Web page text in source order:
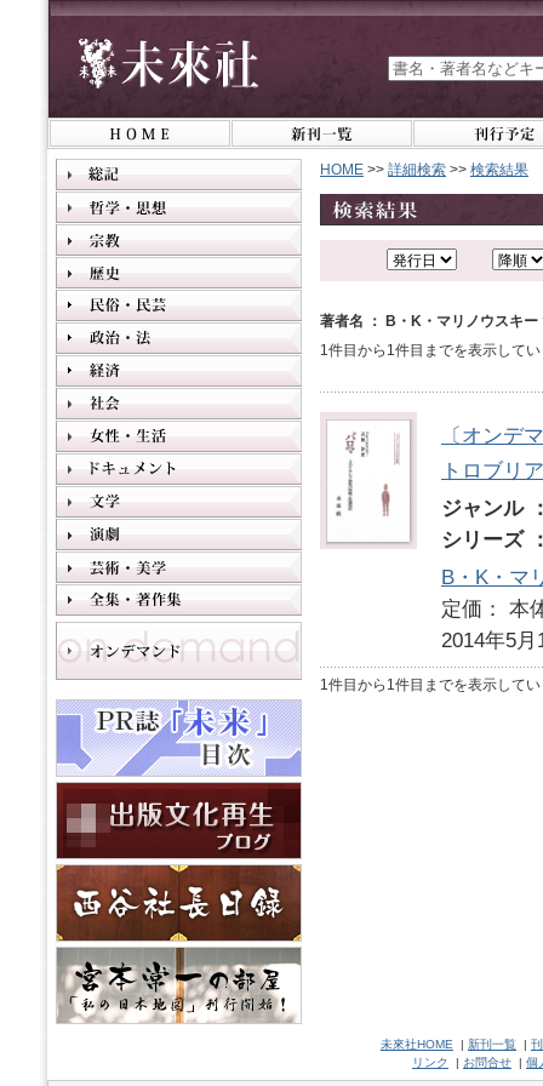
HOME >> 詳細検索 >> 検索結果
著者名 ： B・K・マリノウスキー
1件目から1件目までを表示して
〔オンデ
トロブリ
ジャンル
シリーズ
B・K・マ
定価：
2014年5月
1件目から1件目までを表示して
未來社HOME | 新刊一覧 |
リンク
| お問合せ | 個